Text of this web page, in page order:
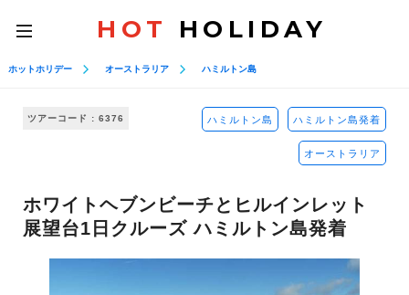
toggle
navigation
HOT HOLIDAY
ホットホリデー オーストラリア ハミルトン島
ツアーコード : 6376 ハミルトン島 ハミルトン島発着
オーストラリア
ホワイトヘブンビーチとヒルインレット
展望台1日クルーズ ハミルトン島発着